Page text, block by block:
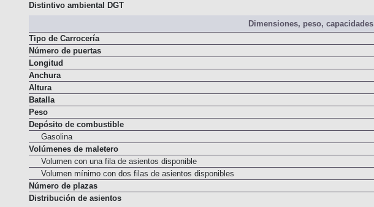
Distintivo ambiental DGT
Dimensiones, peso, capacidades
Tipo de Carrocería
Número de puertas
Longitud
Anchura
Altura
Batalla
Peso
Depósito de combustible
Gasolina
Volúmenes de maletero
Volumen con una fila de asientos disponible
Volumen mínimo con dos filas de asientos disponibles
Número de plazas
Distribución de asientos